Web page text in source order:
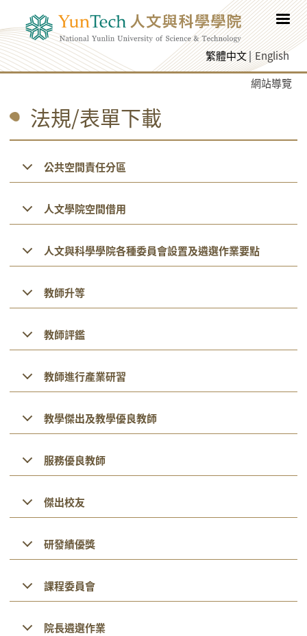
繁體中文 English
網站導覽
法規/表單下載
公共空間責任分區
人文學院空間借用
人文與科學學院各種委員會設置及遴選作業要點
教師升等
教師評鑑
教師進行產業研習
教學傑出及教學優良教師
服務優良教師
傑出校友
研發績優獎
課程委員會
院長遴選作業